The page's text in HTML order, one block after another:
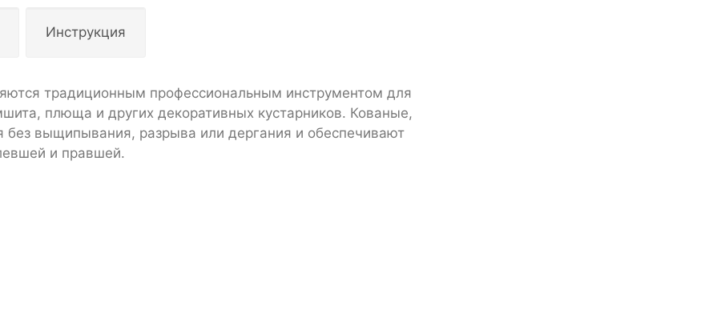
Инструкция
традиционным профессиональным инструментом для
плюща и других декоративных кустарников. Кованые,
выщипывания, разрыва или дергания и обеспечивают
и правшей.